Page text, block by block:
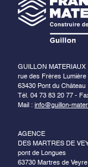
GUILLON MATERIAUX
rue des Frères Lumière
63430 Pont du Château
Tél. 04 73 83 20 77 -
Mail : info@guillon-
AGENCE
DES MARTRES DE
pont de Longues
63730 Martres de Veyre